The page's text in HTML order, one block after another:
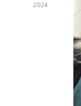
2024